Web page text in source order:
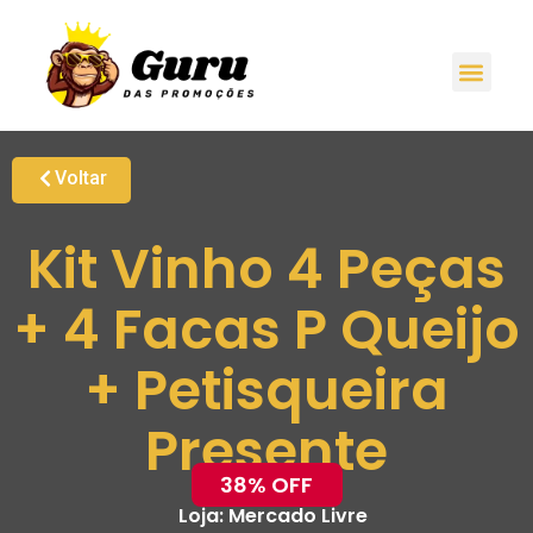
Voltar
Kit Vinho 4 Peças
+ 4 Facas P Queijo
+ Petisqueira
Presente
38% OFF
Loja:Mercado Livre